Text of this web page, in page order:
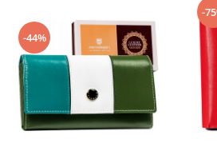
-44%
-